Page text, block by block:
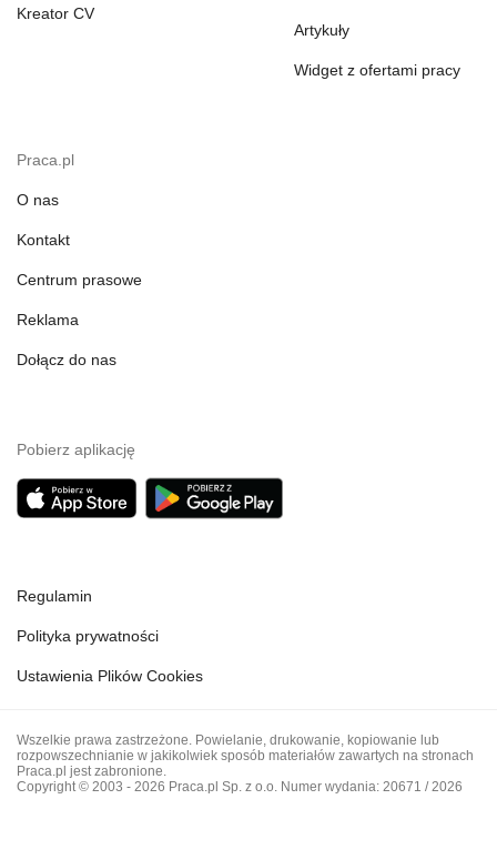
Kreator CV
Artykuły
Widget z ofertami pracy
Praca.pl
O nas
Kontakt
Centrum prasowe
Reklama
Dołącz do nas
Pobierz aplikację
Regulamin
Polityka prywatności
Ustawienia Plików Cookies
Wszelkie prawa zastrzeżone. Powielanie, drukowanie, kopiowanie lub
rozpowszechnianie w jakikolwiek sposób materiałów zawartych na stronach
Praca.pl jest zabronione.
Copyright © 2003 - 2026 Praca.pl Sp. z o.o. Numer wydania: 20671 / 2026